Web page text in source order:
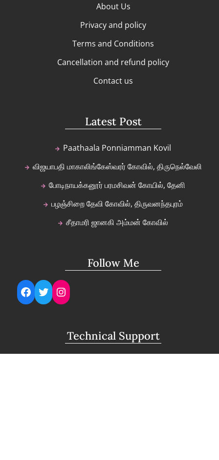
About Us
Privacy and policy
Terms and Conditions
Cancellation and refund policy
Contact us
Latest Post
Paathaala Ponniamman Kovil
விஜயாபதி மாகாலிங்கேஸ்வரர் கோவில், திருநெல்வேலி
போடிநாயக்கனூர் பரமசிவன் கோயில், தேனி
பழஞ்சிறை தேவி கோவில், திருவனந்தபுரம்
சீதாமரி ஜானகி அம்மன் கோவில்
Follow Me
Facebook
TwitterInstagram
Technical Support